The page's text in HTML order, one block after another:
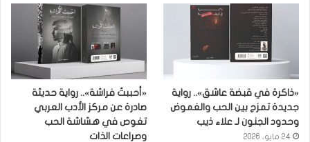
«ذاكرة في قبضة عاشق».. رواية
جديدة تمزج بين الحب والغموض
وحدود الجنون لـ علاء ذيب
24 مايو، 2026
«أحببتُ فراشة».. رواية حديثة
صادرة عن مركز الأدب العربي
تغوص في هشاشة الحب
وصراعات الذات